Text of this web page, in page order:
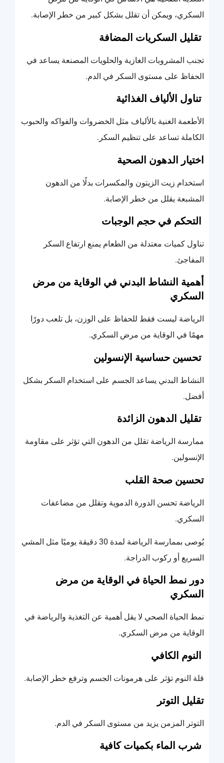
السكري، ويمكن أن تقلل بشكل كبير من خطر الإصابة.
تقليل السكريات المضافة
تجنب المشروبات الغازية والحلويات المصنعة يساعد في
الحفاظ على مستوى السكر في الدم.
تناول الألياف الغذائية
الأطعمة الغنية بالألياف مثل الخضروات والفواكه والحبوب
الكاملة تساعد على تنظيم السكر.
اختيار الدهون الصحية
استخدام زيت الزيتون والمكسرات بدلًا من الدهون
المشبعة يقلل من خطر الإصابة.
التحكم في حجم الوجبات
تناول كميات معتدلة من الطعام يمنع ارتفاع السكر
المفاجئ.
أهمية النشاط البدني في الوقاية من مرض
السكري
الرياضة ليست فقط للحفاظ على الوزن، بل تلعب دورًا
مهمًا في الوقاية من مرض السكري.
تحسين حساسية الإنسولين
النشاط البدني يساعد الجسم على استخدام السكر بشكل
أفضل.
تقليل الدهون الزائدة
ممارسة الرياضة تقلل من الدهون التي تؤثر على مقاومة
الإنسولين.
تحسين صحة القلب
الرياضة تحسن الدورة الدموية وتقلل من مضاعفات
السكري.
يُوصى بممارسة الرياضة لمدة 30 دقيقة يوميًا مثل المشي
السريع أو ركوب الدراجة.
دور نمط الحياة في الوقاية من مرض
السكري
نمط الحياة الصحي لا يقل أهمية عن التغذية والرياضة في
الوقاية من مرض السكري.
النوم الكافي
قلة النوم تؤثر على هرمونات الجسم وترفع خطر الإصابة.
تقليل التوتر
التوتر المزمن يزيد من مستوى السكر في الدم.
شرب الماء بكميات كافية